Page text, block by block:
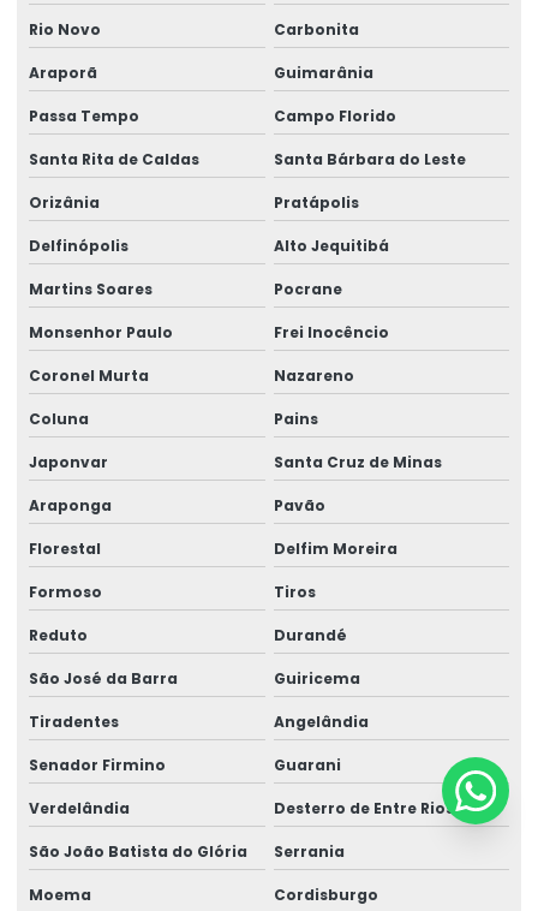
Rio Novo Carbonita
Araporã Guimarânia
Passa Tempo Campo Florido
Santa Rita de Caldas Santa Bárbara do Leste
Orizânia Pratápolis
Delfinópolis Alto Jequitibá
Martins Soares Pocrane
Monsenhor Paulo Frei Inocêncio
Coronel Murta Nazareno
Coluna Pains
Japonvar Santa Cruz de Minas
Araponga Pavão
Florestal Delfim Moreira
Formoso Tiros
Reduto Durandé
São José da Barra Guiricema
Tiradentes Angelândia
Senador Firmino Guarani
Verdelândia Desterro de Entre Rios
São João Batista do Glória Serrania
Moema Cordisburgo